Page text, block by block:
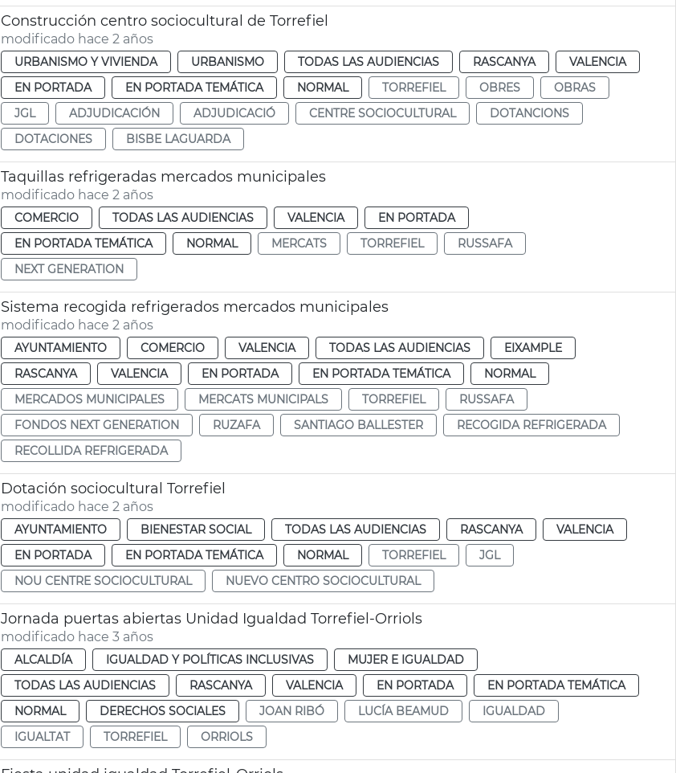
Construcción centro sociocultural de Torrefiel
modificado hace 2 años
URBANISMO Y VIVIENDA URBANISMO TODAS LAS AUDIENCIAS RASCANYA
VALENCIA
EN PORTADA
EN PORTADA TEMÁTICA NORMAL TORREFIEL OBRES
OBRAS
JGL
ADJUDICACIÓN ADJUDICACIÓ CENTRE SOCIOCULTURAL
DOTANCIONS
DOTACIONES
BISBE LAGUARDA
Taquillas refrigeradas mercados municipales
modificado hace 2 años
COMERCIO TODAS LAS AUDIENCIAS VALENCIA
EN PORTADA
EN PORTADA TEMÁTICA
NORMAL MERCATS TORREFIEL
RUSSAFA
NEXT GENERATION
Sistema recogida refrigerados mercados municipales
modificado hace 2 años
AYUNTAMIENTO COMERCIO VALENCIA TODAS LAS AUDIENCIAS
EIXAMPLE
RASCANYA
VALENCIA EN PORTADA EN PORTADA TEMÁTICA
NORMAL
MERCADOS MUNICIPALES
MERCATS MUNICIPALS TORREFIEL
RUSSAFA
FONDOS NEXT GENERATION
RUZAFA SANTIAGO BALLESTER
RECOGIDA REFRIGERADA
RECOLLIDA REFRIGERADA
Dotación sociocultural Torrefiel
modificado hace 2 años
AYUNTAMIENTO BIENESTAR SOCIAL TODAS LAS AUDIENCIAS RASCANYA
VALENCIA
EN PORTADA
EN PORTADA TEMÁTICA NORMAL TORREFIEL
JGL
NOU CENTRE SOCIOCULTURAL
NUEVO CENTRO SOCIOCULTURAL
Jornada puertas abiertas Unidad Igualdad Torrefiel-Orriols
modificado hace 3 años
ALCALDÍA IGUALDAD Y POLÍTICAS INCLUSIVAS
MUJER E IGUALDAD
TODAS LAS AUDIENCIAS
RASCANYA VALENCIA EN PORTADA
EN PORTADA TEMÁTICA
NORMAL
DERECHOS SOCIALES JOAN RIBÓ LUCÍA BEAMUD
IGUALDAD
IGUALTAT
TORREFIEL ORRIOLS